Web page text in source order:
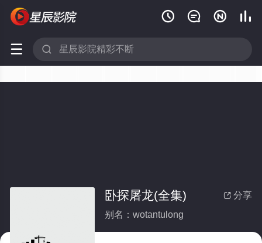
   
 
 分享
卧探屠龙(全集)
别名：wotantulong